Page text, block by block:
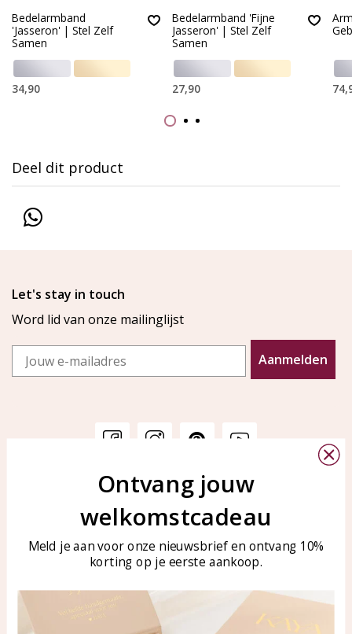
Bedelarmband
'Jasseron' | Stel Zelf
Samen
34,90
Bedelarmband 'Fijne
Jasseron' | Stel Zelf
Samen
27,90
Deel dit product
Let's stay in touch
Word lid van onze mailinglijst
Email
Aanmelden
Veelgestelde vragen
Sieraden onderhouden
KAYA Sieraden
Bellen of WhatsApp Ma-Vr
tussen 09:00-17:00
Tel: 0850003187
WhatsApp: 0850003187
klantenservice@kayasierade
Ontvang jouw
welkomstcadeau
Meld je aan voor onze nieuwsbrief en ontvang 10%
korting op je eerste aankoop.